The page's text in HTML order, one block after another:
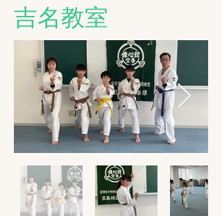
​吉名教室